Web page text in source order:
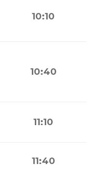
10:10
10:40
11:10
11:40